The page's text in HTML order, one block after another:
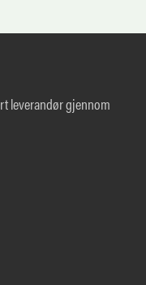
leverandør gjennom